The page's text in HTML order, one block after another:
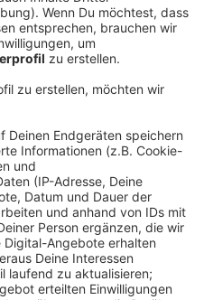
zu den absoluten Top-
ihr neues Album
es sich um das sechste
Band, die über
verkaufen konnte. Die
ist Auftakt ihres neuen